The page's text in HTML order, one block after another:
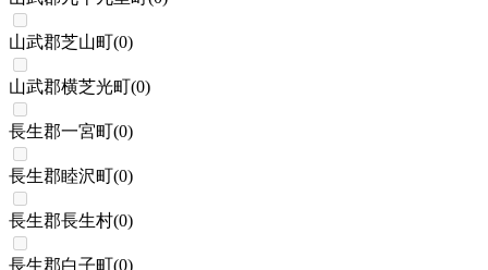
山武郡芝山町(0)
山武郡横芝光町(0)
長生郡一宮町(0)
長生郡睦沢町(0)
長生郡長生村(0)
長生郡白子町(0)